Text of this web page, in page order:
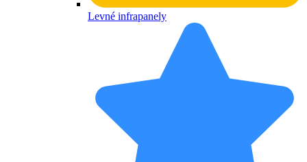
Levné infrapanely